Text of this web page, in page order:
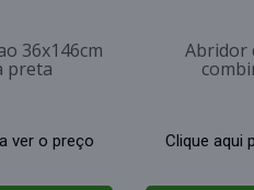
36x146cm
preta
ver o preço
Abridor
Clique aqui